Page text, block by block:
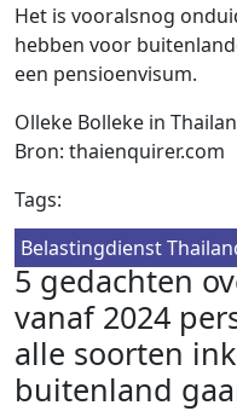
Het is vooralsnog
hebben voor
een pensioenvisum.
Olleke Bolleke in
Bron: thaienquirer.com
Tags:
Belastingdienst
5 gedachten
vanaf 2024
alle soorten
buitenland